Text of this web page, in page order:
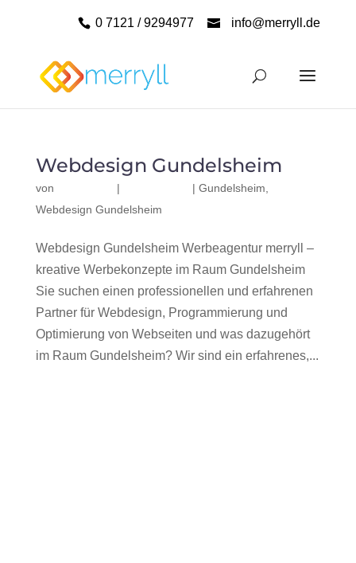
0 7121 / 9294977 info@merryll.de
Webdesign Gundelsheim
von | | Gundelsheim
Webdesign Gundelsheim
Webdesign Gundelsheim Werbeagentur merryll –
kreative Werbekonzepte im Raum Gundelsheim
Sie suchen einen professionellen und erfahrenen
Partner für Webdesign, Programmierung und
Optimierung von Webseiten und was dazugehört
im Raum Gundelsheim? Wir sind ein erfahrenes,...